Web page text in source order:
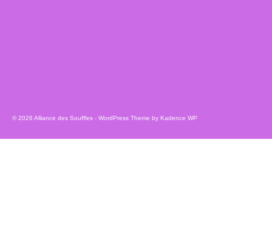
© 2026 Alliance des Souffles - WordPress Theme by Kadence WP